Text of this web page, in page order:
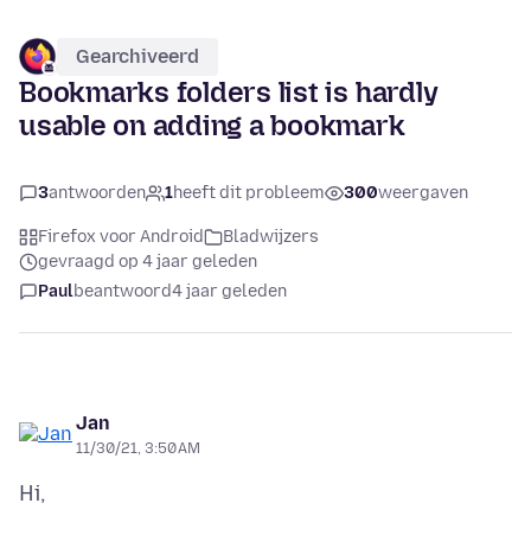
Gearchiveerd
Bookmarks folders list is hardly
usable on adding a bookmark
3antwoorden 1heeft dit probleem 300weergaven
Firefox voor Android
Bladwijzers
gevraagd op 4 jaar geleden
Paulbeantwoord4 jaar geleden
Jan
11/30/21, 3:50 AM